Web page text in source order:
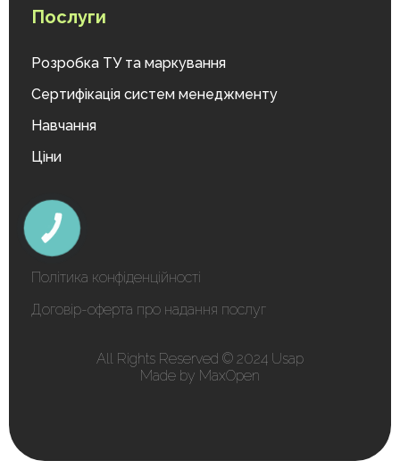
Послуги
Розробка ТУ та маркування
Сертифікація систем менеджменту
Навчання
Ціни
All Rights Reserved © 2024 Usap
Made by MaxOpen
Політика конфіденційності
Договір-оферта про надання послуг
КНОПКА
ЗВ'ЯЗКУ